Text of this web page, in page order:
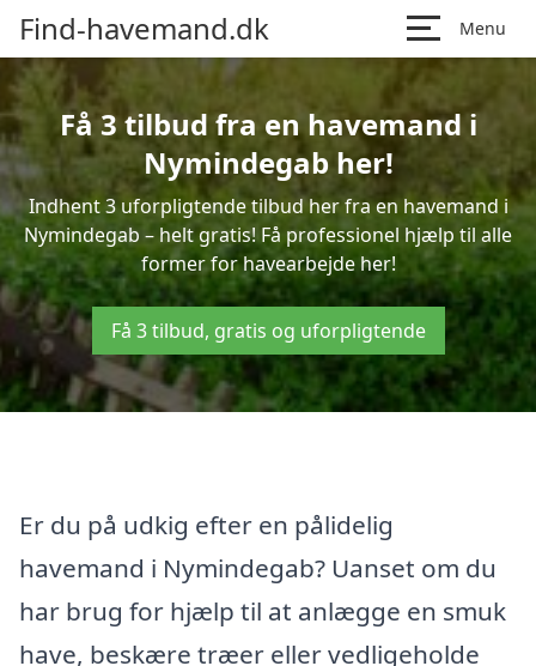
Find-havemand.dk Menu
Få 3 tilbud fra en havemand i
Nymindegab her!
Indhent 3 uforpligtende tilbud her fra en havemand i
Nymindegab – helt gratis! Få professionel hjælp til alle
former for havearbejde her!
Få 3 tilbud, gratis og uforpligtende
Er du på udkig efter en pålidelig
havemand i Nymindegab? Uanset om du
har brug for hjælp til at anlægge en smuk
have, beskære træer eller vedligeholde